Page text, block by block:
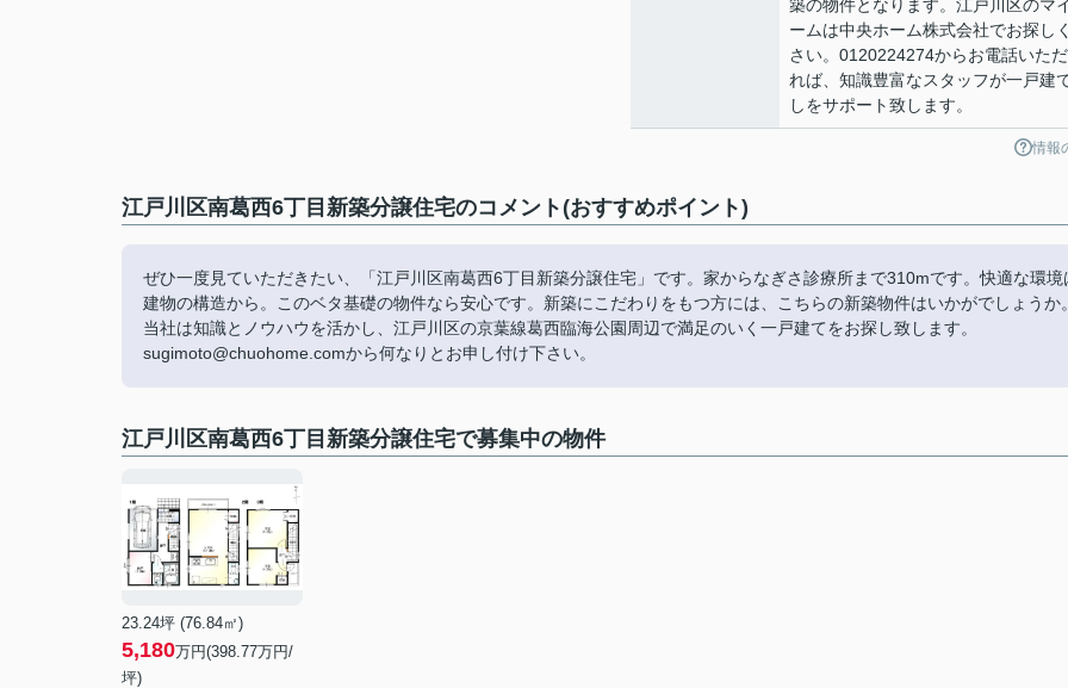
築の物件となります。江戸川区のマ
ームは中央ホーム株式会社でお探し
さい。0120224274からお電話いた
れば、知識豊富なスタッフが一戸建
しをサポート致します。
情報
江戸川区南葛西6丁目新築分譲住宅のコメント(おすすめポイント)
ぜひ一度見ていただきたい、「江戸川区南葛西6丁目新築分譲住宅」です。家からなぎさ診療所まで310mです。快適な環境
建物の構造から。このベタ基礎の物件なら安心です。新築にこだわりをもつ方には、こちらの新築物件はいかがでしょうか
当社は知識とノウハウを活かし、江戸川区の京葉線葛西臨海公園周辺で満足のいく一戸建てをお探し致します。
sugimoto@chuohome.comから何なりとお申し付け下さい。
江戸川区南葛西6丁目新築分譲住宅で募集中の物件
23.24坪 (76.84㎡)
5,180万円(398.77万円/
坪)